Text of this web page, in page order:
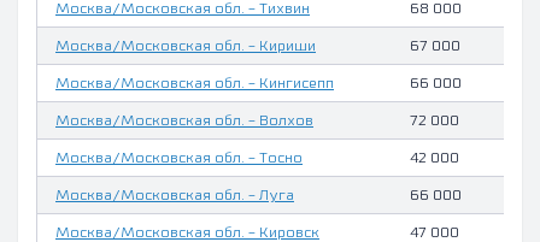
Москва/Московская обл. - Тихвин 68 000
Москва/Московская обл. - Кириши 67 000
Москва/Московская обл. - Кингисепп 66 000
Москва/Московская обл. - Волхов 72 000
Москва/Московская обл. - Тосно 42 000
Москва/Московская обл. - Луга 66 000
Москва/Московская обл. - Кировск 47 000